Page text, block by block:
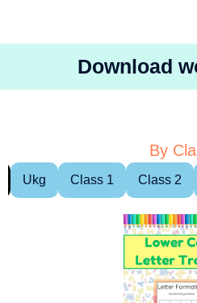
Download
By
Ukg Class 1 Class 2